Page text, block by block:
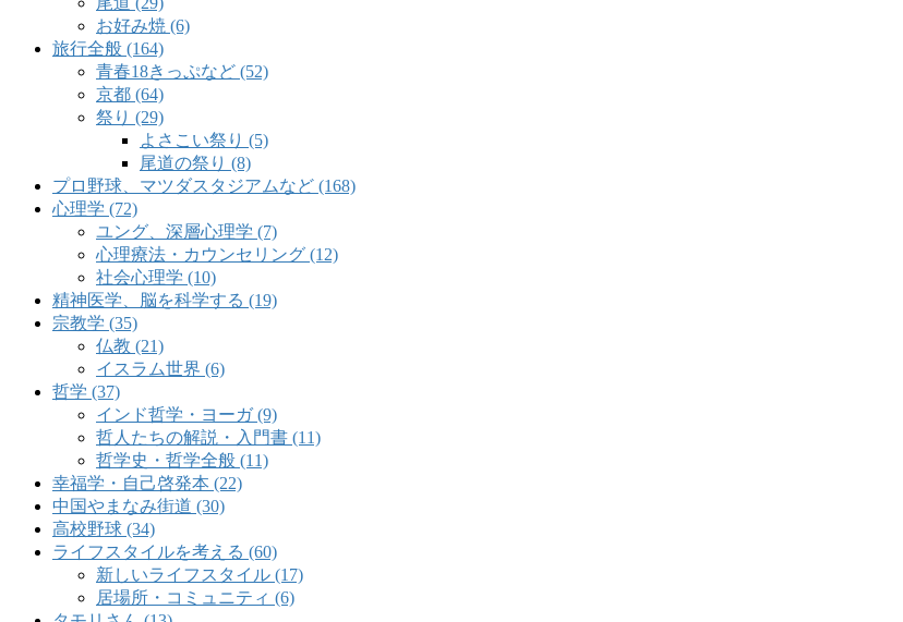
お好み焼 (6)
旅行全般 (164)
青春18きっぷなど (52)
京都 (64)
祭り (29)
よさこい祭り (5)
尾道の祭り (8)
プロ野球、マツダスタジアムなど (168)
心理学 (72)
ユング、深層心理学 (7)
心理療法・カウンセリング (12)
社会心理学 (10)
精神医学、脳を科学する (19)
宗教学 (35)
仏教 (21)
イスラム世界 (6)
哲学 (37)
インド哲学・ヨーガ (9)
哲人たちの解説・入門書 (11)
哲学史・哲学全般 (11)
幸福学・自己啓発本 (22)
中国やまなみ街道 (30)
高校野球 (34)
ライフスタイルを考える (60)
新しいライフスタイル (17)
居場所・コミュニティ (6)